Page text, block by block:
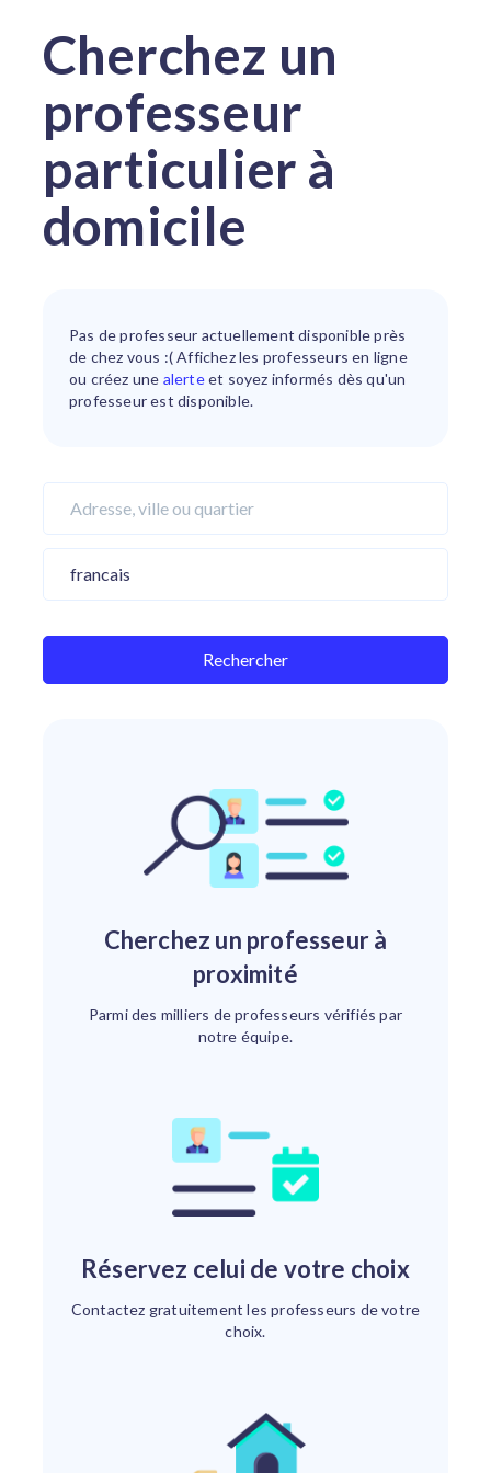
Cherchez un
professeur
particulier à
domicile
Pas de professeur actuellement disponible près
de chez vous :( Affichez les professeursen ligne
ou créez une alerteet soyez informés dès qu'un
professeur est disponible.
Cherchez un professeur à
proximité
Parmi des milliers de professeurs vérifiés par
notre équipe.
Réservez celui de votre choix
Contactez gratuitement les professeurs de votre
choix.